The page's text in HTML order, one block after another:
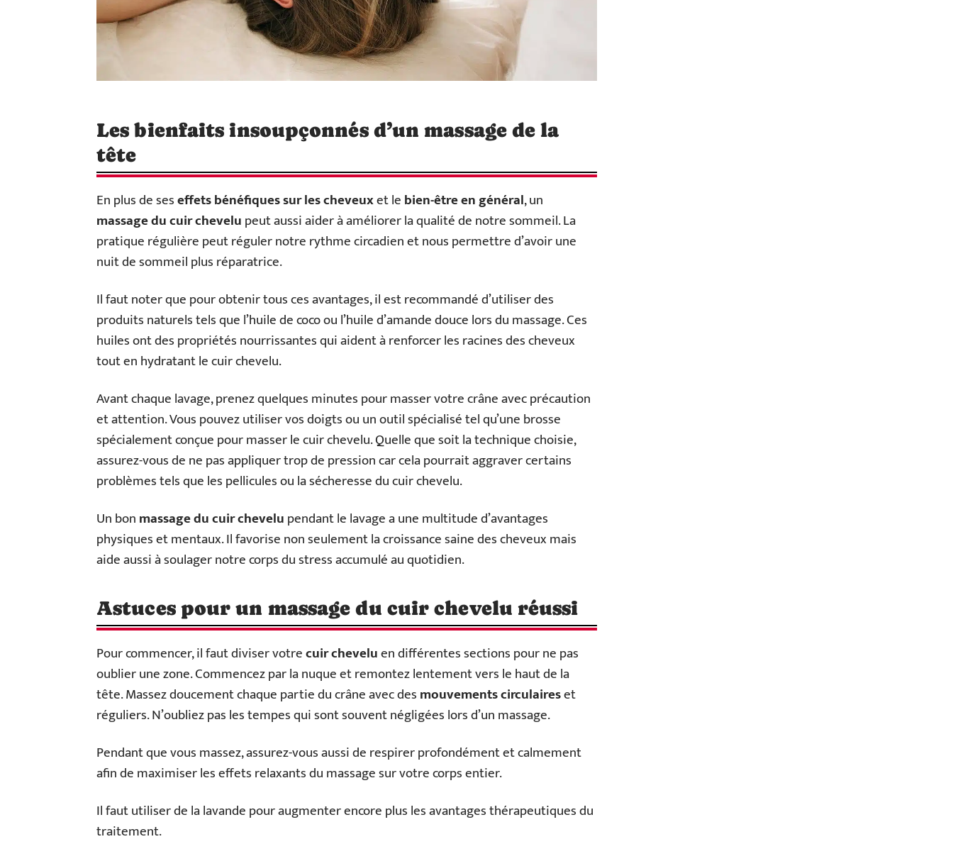
Les bienfaits insoupçonnés d’un massage de la
tête
En plus de seseffets bénéfiques sur les cheveuxet lebien-être en général, un
massage du cuir chevelupeut aussi aider à améliorer la qualité de notre sommeil. La
pratique régulière peut réguler notre rythme circadien et nous permettre d’avoir une
nuit de sommeil plus réparatrice.
Il faut noter que pour obtenir tous ces avantages, il est recommandé d’utiliser des
produits naturels tels que l’huile de coco ou l’huile d’amande douce lors du massage. Ces
huiles ont des propriétés nourrissantes qui aident à renforcer les racines des cheveux
tout en hydratant le cuir chevelu.
Avant chaque lavage, prenez quelques minutes pour masser votre crâne avec précaution
et attention. Vous pouvez utiliser vos doigts ou un outil spécialisé tel qu’une brosse
spécialement conçue pour masser le cuir chevelu. Quelle que soit la technique choisie,
assurez-vous de ne pas appliquer trop de pression car cela pourrait aggraver certains
problèmes tels que les pellicules ou la sécheresse du cuir chevelu.
Un bonmassage du cuir chevelupendant le lavage a une multitude d’avantages
physiques et mentaux. Il favorise non seulement la croissance saine des cheveux mais
aide aussi à soulager notre corps du stress accumulé au quotidien.
Astuces pour un massage du cuir chevelu réussi
Pour commencer, il faut diviser votrecuir cheveluen différentes sections pour ne pas
oublier une zone. Commencez par la nuque et remontez lentement vers le haut de la
tête. Massez doucement chaque partie du crâne avec desmouvements circulaireset
réguliers. N’oubliez pas les tempes qui sont souvent négligées lors d’un massage.
Pendant que vous massez, assurez-vous aussi de respirer profondément et calmement
afin de maximiser les effets relaxants du massage sur votre corps entier.
Il faut utiliser de la lavande pour augmenter encore plus les avantages thérapeutiques du
traitement.